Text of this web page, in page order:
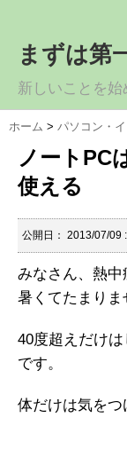
まずは第
新しいことを始
ホーム > パソコン・
ノートPC
使える
公開日： 2013/07/09 :
みなさん、熱
暑くてたまりま
40度超えだけ
です。
体だけは気をつ